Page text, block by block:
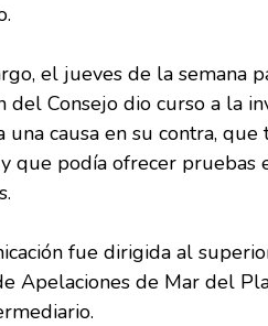
el jueves de la semana
del Consejo dio curso a la
una causa en su contra,
que podía ofrecer pruebas
fue dirigida al
Apelaciones de Mar del